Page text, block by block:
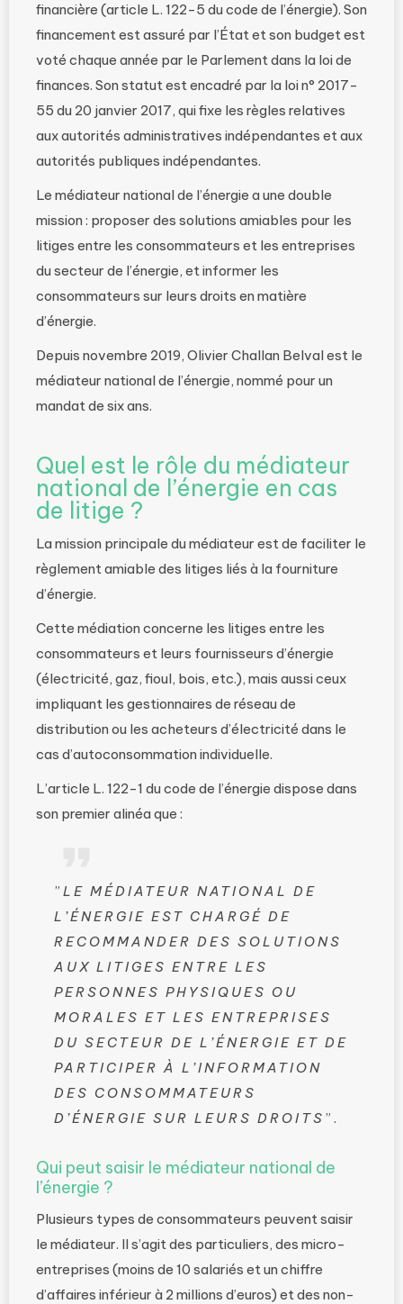
financière (article L. 122-5 du code de l’énergie). Son
financement est assuré par l’État et son budget est
voté chaque année par le Parlement dans la loi de
finances. Son statut est encadré par la loi n° 2017-
55 du 20 janvier 2017, qui fixe les règles relatives
aux autorités administratives indépendantes et aux
autorités publiques indépendantes.
Le médiateur national de l’énergie a une double
mission : proposer des solutions amiables pour les
litiges entre les consommateurs et les entreprises
du secteur de l’énergie, et informer les
consommateurs sur leurs droits en matière
d’énergie.
Depuis novembre 2019, Olivier Challan Belval est le
médiateur national de l’énergie, nommé pour un
mandat de six ans.
Quel est le rôle du médiateur
national de l’énergie en cas
de litige ?
La mission principale du médiateur est de faciliter le
règlement amiable des litiges liés à la fourniture
d’énergie.
Cette médiation concerne les litiges entre les
consommateurs et leurs fournisseurs d’énergie
(électricité, gaz, fioul, bois, etc.), mais aussi ceux
impliquant les gestionnaires de réseau de
distribution ou les acheteurs d’électricité dans le
cas d’autoconsommation individuelle.
L’article L. 122-1 du code de l’énergie dispose dans
son premier alinéa que :
” LE MÉDIATEUR NATIONAL DE
L’ÉNERGIE EST CHARGÉ DE
RECOMMANDER DES SOLUTIONS
AUX LITIGES ENTRE LES
PERSONNES PHYSIQUES OU
MORALES ET LES ENTREPRISES
DU SECTEUR DE L’ÉNERGIE ET DE
PARTICIPER À L’INFORMATION
DES CONSOMMATEURS
D’ÉNERGIE SUR LEURS DROITS ”.
Qui peut saisir le médiateur national de
l’énergie ?
Plusieurs types de consommateurs peuvent saisir
le médiateur. Il s’agit des particuliers, des micro-
entreprises (moins de 10 salariés et un chiffre
d’affaires inférieur à 2 millions d’euros) et des non-